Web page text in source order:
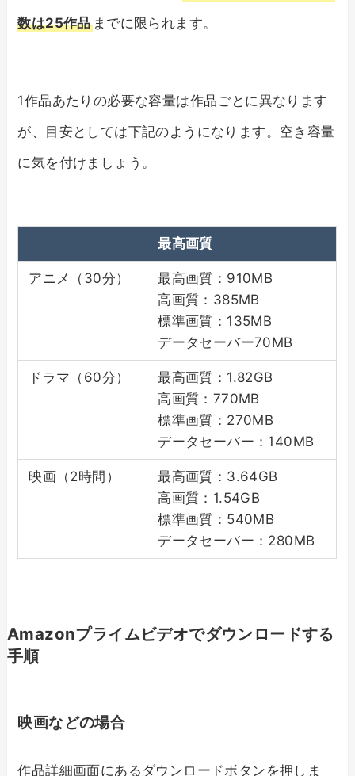
数は25作品までに限られます。
1作品あたりの必要な容量は作品ごとに異なります
が、目安としては下記のようになります。空き容量
に気を付けましょう。
最高画質
アニメ（30分）
最高画質：910MB
高画質：385MB
標準画質：135MB
データセーバー70MB
ドラマ（60分）
最高画質：1.82GB
高画質：770MB
標準画質：270MB
データセーバー：140MB
映画（2時間）
最高画質：3.64GB
高画質：1.54GB
標準画質：540MB
データセーバー：280MB
Amazonプライムビデオでダウンロードする
手順
映画などの場合
作品詳細画面にあるダウンロードボタンを押しま